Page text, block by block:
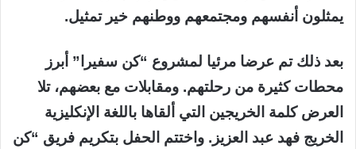
يمثلون أنفسهم ومجتمعهم ووطنهم خير تمثيل.
بعد ذلك تم عرضا مرئيا لمشروع “كن سفيرا” أبرز
محطات كثيرة من رحلتهم. ومقابلات مع بعضهم، تلا
العرض كلمة الخريجين التي ألقاها باللغة الإنكليزية
الخريج فهد عبد العزيز. واختتم الحفل بتكريم فريق “كن